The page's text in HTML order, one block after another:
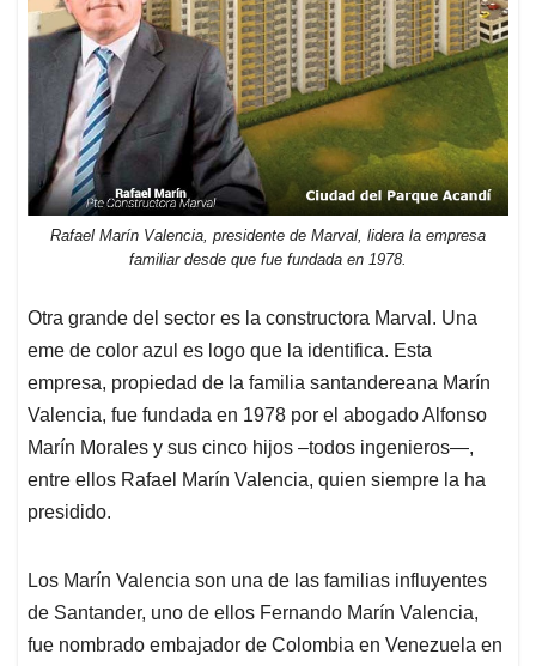
Rafael Marín Valencia, presidente de Marval, lidera la empresa
familiar desde que fue fundada en 1978.
Otra grande del sector es la constructora Marval. Una
eme de color azul es logo que la identifica. Esta
empresa, propiedad de la familia santandereana Marín
Valencia, fue fundada en 1978 por el abogado Alfonso
Marín Morales y sus cinco hijos –todos ingenieros—,
entre ellos Rafael Marín Valencia, quien siempre la ha
presidido.
Los Marín Valencia son una de las familias influyentes
de Santander, uno de ellos Fernando Marín Valencia,
fue nombrado embajador de Colombia en Venezuela en